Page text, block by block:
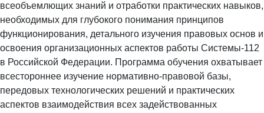
всеобъемлющих знаний и отработки практических навыков,
необходимых для глубокого понимания принципов
функционирования, детального изучения правовых основ и
освоения организационных аспектов работы Системы-112
в Российской Федерации. Программа обучения охватывает
всестороннее изучение нормативно-правовой базы,
передовых технологических решений и практических
аспектов взаимодействия всех задействованных